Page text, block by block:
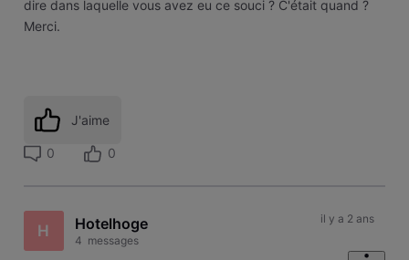
dire dans laquelle vous avez eu ce souci ? C'était quand ?
Merci.
J'aime
0 0
H Hotelhoge
4 messages
il y a 2 ans